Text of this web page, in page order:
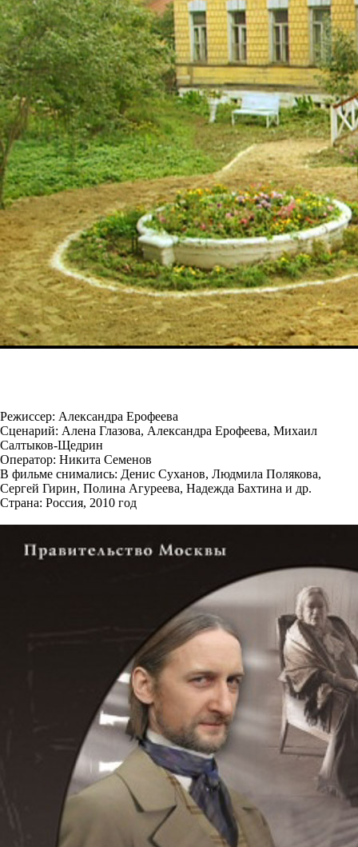
Режиссер: Александра Ерофеева
Сценарий: Алена Глазова, Александра Ерофеева, Михаил
Салтыков-Щедрин
Оператор: Никита Семенов
В фильме снимались: Денис Суханов, Людмила Полякова,
Сергей Гирин, Полина Агуреева, Надежда Бахтина и др.
Страна: Россия, 2010 год